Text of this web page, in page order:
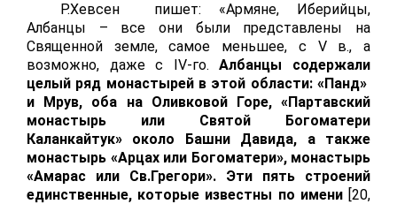
Р.Хевсен пишет: «Армяне, Иберийцы,
Албанцы – все они были представлены на
Священной земле, самое меньшее, с Vв., а
возможно, даже с IV-го.Албанцы содержали
целый ряд монастырей в этой области: «Панд»
и Мрув, оба на Оливковой Горе, «Партавский
монастырь или Святой Богоматери
Каланкайтук» около Башни Давида, а также
монастырь «Арцах или Богоматери», монастырь
«Амарас или Св.Грегори». Эти пять строений
единственные, которые известны по имени[20,